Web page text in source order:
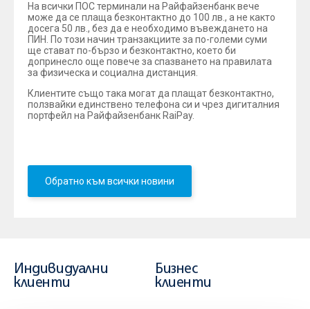
На всички ПОС терминали на Райфайзенбанк вече
може да се плаща безконтактно до 100 лв., а не както
досега 50 лв., без да е необходимо въвеждането на
ПИН. По този начин транзакциите за по-големи суми
ще стават по-бързо и безконтактно, което би
допринесло още повече за спазването на правилата
за физическа и социална дистанция.
Клиентите също така могат да плащат безконтактно,
ползвайки единствено телефона си и чрез дигиталния
портфейл на Райфайзенбанк RaiPay.
Обратно към всички новини
Индивидуални
клиенти
Бизнес
клиенти